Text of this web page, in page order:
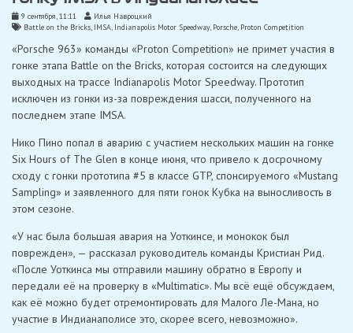
9 сентября, 11:11
Илья Навроцкий
Battle on the Bricks IMSA Indianapolis Motor Speedway, Porsche Proton Competition
«Porsche 963» команды «Proton Competition» не примет участия в
гонке этапа Battle on the Bricks, которая состоится на следующих
выходных на трассе Indianapolis Motor Speedway. Прототип
исключен из гонки из-за повреждения шасси, полученного на
последнем этапе IMSA.
Нико Пино попал в аварию с участием нескольких машин на гонке
Six Hours of The Glen в конце июня, что привело к досрочному
сходу с гонки прототипа #5 в классе GTP, спонсируемого «Mustang
Sampling» и заявленного для пяти гонок Кубка на выносливость в
этом сезоне.
«У нас была большая авария на Уоткинсе, и монокок был
поврежден», — рассказал руководитель команды Кристиан Рид.
«После Уоткинса мы отправили машину обратно в Европу и
передали её на проверку в «Multimatic». Мы всё ещё обсуждаем,
как её можно будет отремонтировать для Малого Ле-Мана, но
участие в Индианаполисе это, скорее всего, невозможно».